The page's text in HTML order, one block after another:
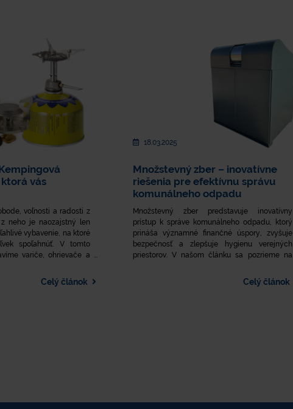
ktorá vás
voľnosti a radosti z
neho je naozajstný len
vybavenie, na ktoré
spoľahnúť. V tomto
variče, ohrievače a
ráno, večer aj daždivé
Celý článok
18.03.2025
Množstevný zber – inovatívne
riešenia pre efektívnu správu
komunálneho odpadu
Množstevný zber predstavuje inovatívny
prístup k správe komunálneho odpadu, ktorý
prináša významné finančné úspory, zvyšuje
bezpečnosť a zlepšuje hygienu verejných
priestorov. V našom článku sa pozrieme na
modulovateľných stojísk, cez podzemné
kontajnery až po kontajnery so spodným
Celý článok